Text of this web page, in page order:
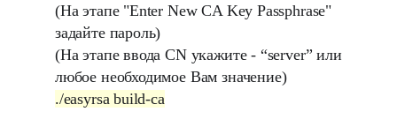
(На этапе "Enter New CA Key Passphrase"
задайте пароль)
(На этапе ввода CN укажите - “server” или
любое необходимое Вам значение)
./easyrsa build-ca